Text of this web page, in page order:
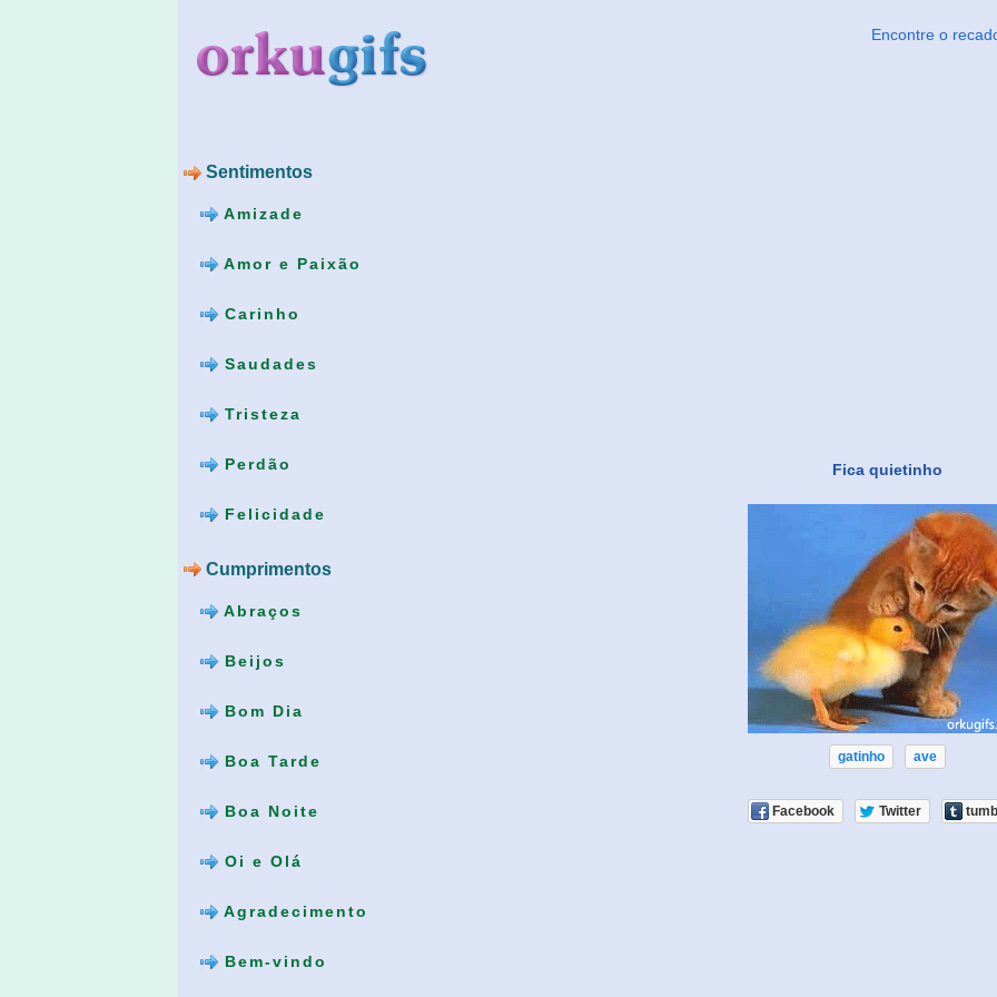
Sentimentos
Amizade
Amor e Paixão
Carinho
Saudades
Tristeza
Perdão
Felicidade
Cumprimentos
Abraços
Beijos
Bom Dia
Boa Tarde
Boa Noite
Oi e Olá
Agradecimento
Bem-vindo
Encontre o
Fica quietinho
gatinho ave
Facebook Twitter